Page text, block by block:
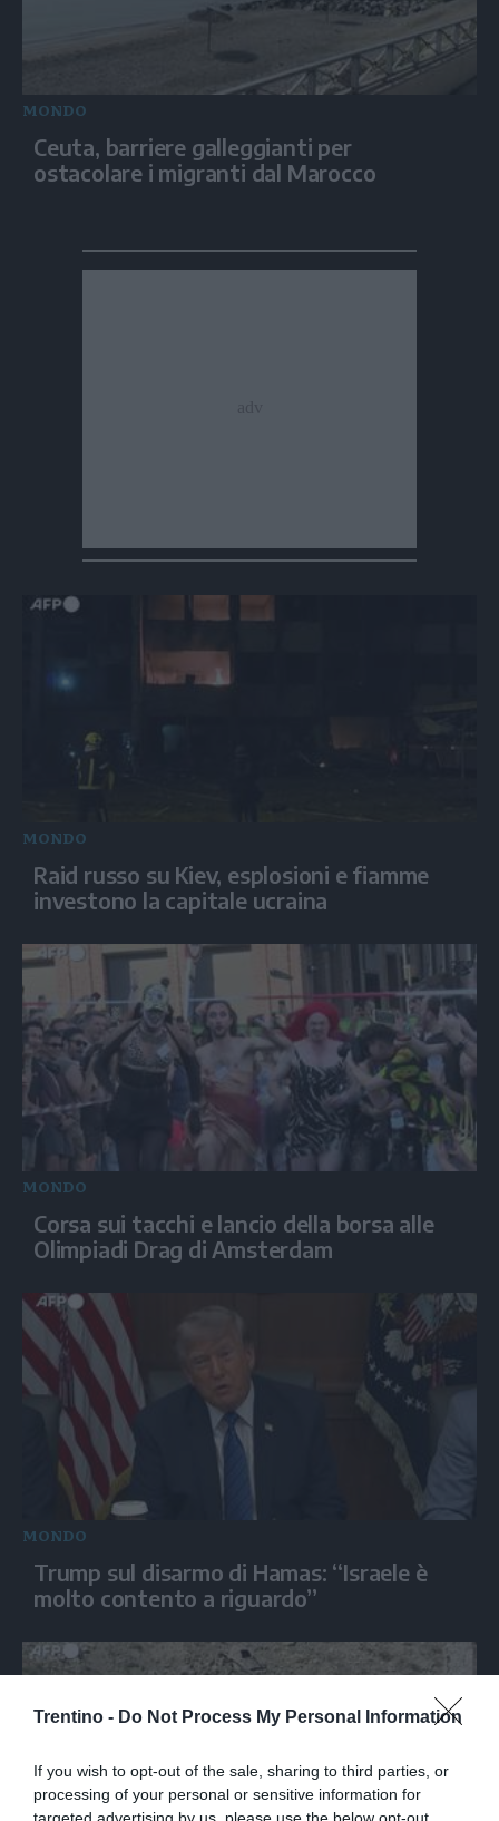
Trentino - Do Not Process My Personal Information
If you wish to opt-out of the sale, sharing to third parties, or
processing of your personal or sensitive information for
MONDO
Ceuta, barriere galleggianti per
ostacolare i migranti dal Marocco
MONDO
Raid russo su Kiev, esplosioni e fiamme
investono la capitale ucraina
MONDO
Corsa sui tacchi e lancio della borsa alle
Olimpiadi Drag di Amsterdam
MONDO
Trump sul disarmo di Hamas: “Israele è
molto contento a riguardo”